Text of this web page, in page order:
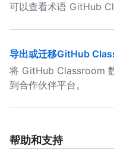
可以查看术语 GitHub
导出或迁移GitHub
将 GitHub Classroom
到合作伙伴平台。
帮助和支持